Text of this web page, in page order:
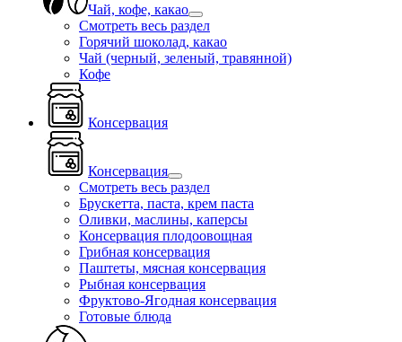
Чай, кофе, какао
Смотреть весь раздел
Горячий шоколад, какао
Чай (черный, зеленый, травянной)
Кофе
Консервация
Консервация
Смотреть весь раздел
Брускетта, паста, крем паста
Оливки, маслины, каперсы
Консервация плодоовощная
Грибная консервация
Паштеты, мясная консервация
Рыбная консервация
Фруктово-Ягодная консервация
Готовые блюда